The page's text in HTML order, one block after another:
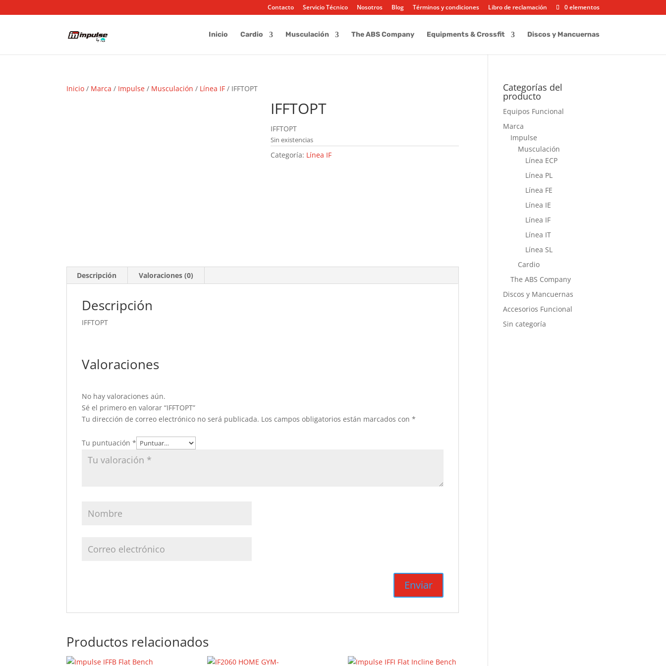
Contacto Servicio Técnico Nosotros Blog Términos y condiciones Libro de reclamación 0 elementos
Inicio Cardio Musculación The ABS Company Equipments & Crossfit Discos y Mancuernas
Inicio / Marca / Impulse / Musculación / Línea IF / IFFTOPT
IFFTOPT
IFFTOPT
Sin existencias
Categoría: Línea IF
Descripción Valoraciones (0)
Descripción
IFFTOPT
Valoraciones
No hay valoraciones aún.
Sé el primero en valorar “IFFTOPT”
Tu dirección de correo electrónico no será publicada. Los campos obligatorios están marcados con*
Tu puntuación*
Productos relacionados
Categorías del
producto
Equipos Funcional
Marca
Impulse
Musculación
Línea ECP
Línea PL
Línea FE
Línea IE
Línea IF
Línea IT
Línea SL
Cardio
The ABS Company
Discos y Mancuernas
Accesorios Funcional
Sin categoría